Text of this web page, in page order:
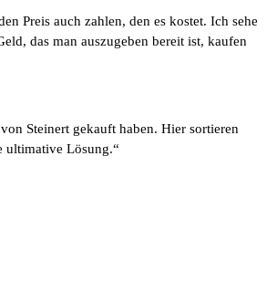
Preis auch zahlen, den es kostet. Ich sehe
das man auszugeben bereit ist, kaufen
Steinert gekauft haben. Hier sortieren
ultimative Lösung.“